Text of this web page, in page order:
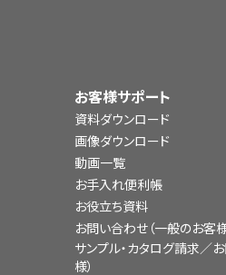
お客様サポート
資料ダウンロード
画像ダウンロード
動画一覧
お手入れ便利帳
お役立ち資料
お問い合わせ（一般のお客様
サンプル・カタログ請求／
様）